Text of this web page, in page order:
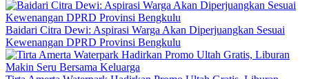
Baidari Citra Dewi: Aspirasi Warga Akan Diperjuangkan Sesuai
Kewenangan DPRD Provinsi Bengkulu